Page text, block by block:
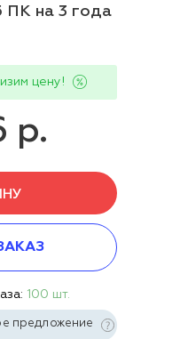
ПК на 3 года
цену!
р.
100 шт.
предложение